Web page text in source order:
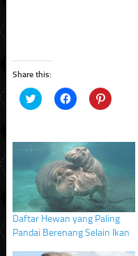
Share this:
Click
to
(Opens
new
window)
Click
to
(Opens
in
new
window)
Click
to
(Opens
Daftar Hewan yang Paling
Pandai Berenang Selain Ikan